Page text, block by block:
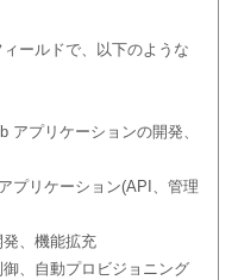
ールドで、以下のような
アプリケーションの開発、
プリケーション(API、管理
発、機能拡充
、自動プロビジョニング